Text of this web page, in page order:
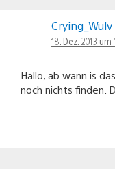
Crying_Wulv
18. Dez. 2013 um
Hallo, ab wann is
noch nichts finden.